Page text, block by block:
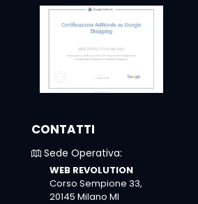
CONTATTI
Sede Operativa:
WEB REVOLUTION
Corso Sempione 33,
20145 Milano MI